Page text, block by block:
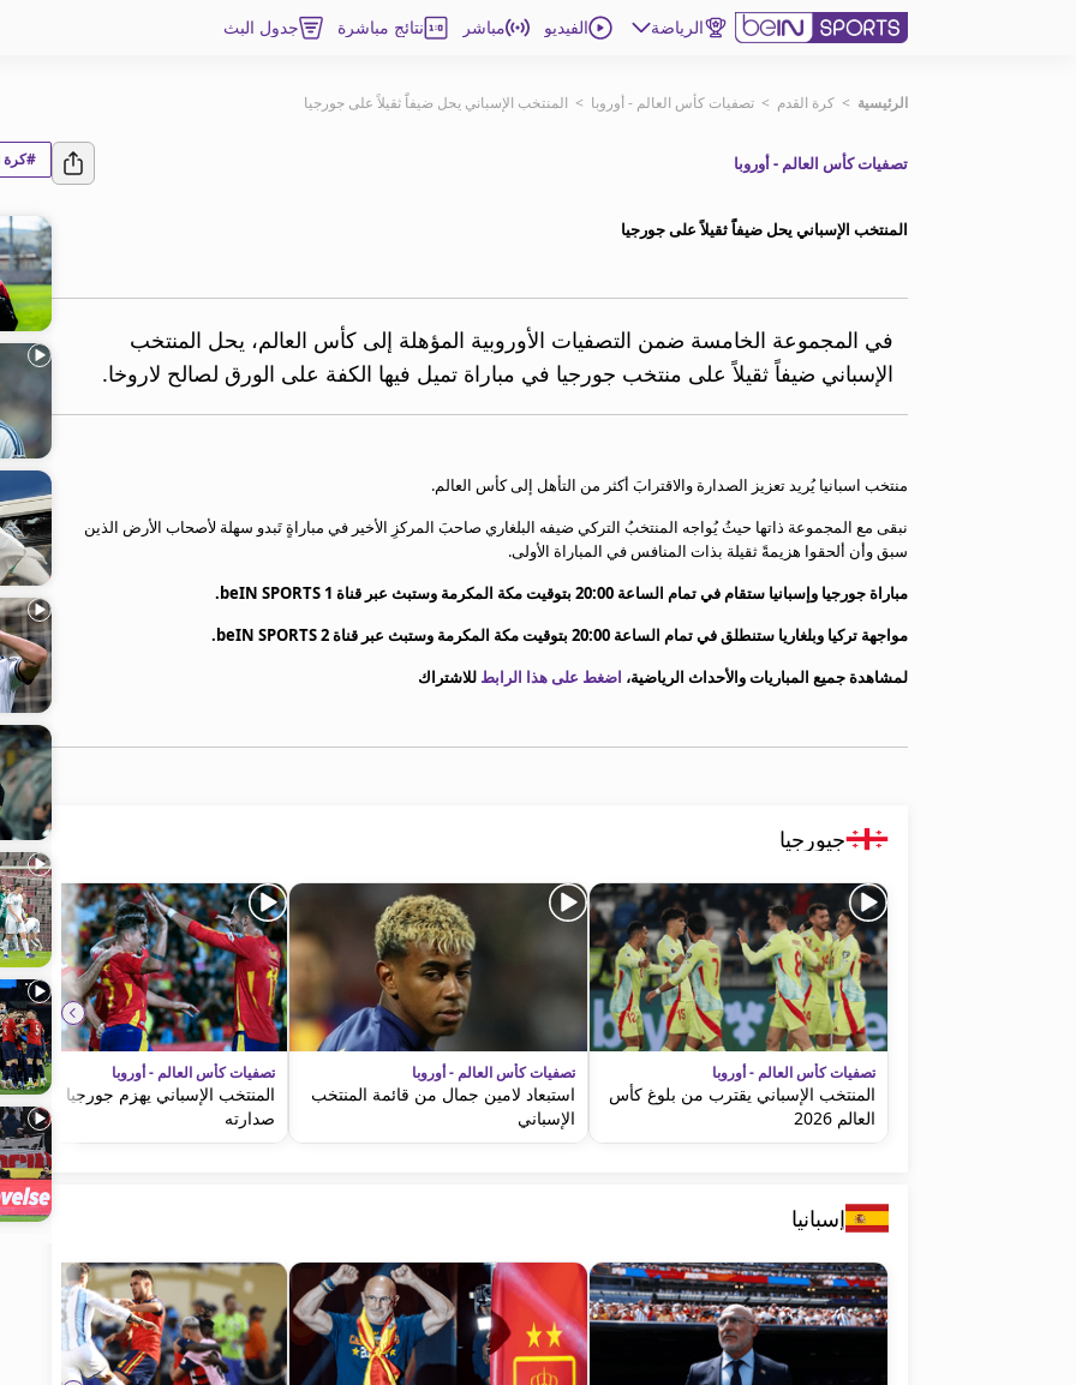
الرياضة الفيديو مباشر نتائج مباشرة جدول البث
اشترك
EN
MENA
إدارة التنبيهات
انضم إلى قائمة النشرة الإخبارية
beIN CONNECT
beIN MEDIA GROUP
الأسئلة الأكثر شيوعاً
معلومات عن هذا الموقع
الرئيسية > كرة القدم > تصفيات كأس العالم - أوروبا > المنتخب الإسباني يحل ضيفاًَ ثقيلاً على جورجيا
تصفيات كأس العالم - أوروبا
المنتخب الإسباني يحل ضيفاًَ ثقيلاً على جورجيا
في المجموعة الخامسة ضمن التصفيات الأوروبية المؤهلة إلى كأس العالم، يحل المنتخب
الإسباني ضيفاً ثقيلاً على منتخب جورجيا في مباراة تميل فيها الكفة على الورق لصالح لاروخا.
منتخب اسبانيا يُريد تعزيز الصدارة والاقترابَ أكثر من التأهل إلى كأس العالم.
نبقى مع المجموعة ذاتها حيثُ يُواجه المنتخبُ التركي ضيفه البلغاري صاحبَ المركزِ الأخير في مباراةٍ تَبدو سهلة لأصحاب الأرض الذين
سبق وأن ألحقوا هزيمةً ثقيلة بذات المنافس في المباراة الأولى.
مباراة جورجيا وإسبانيا ستقام في تمام الساعة 20:00 بتوقيت مكة المكرمة وستبث عبر قناة beIN SPORTS 1.
مواجهة تركيا وبلغاريا ستنطلق في تمام الساعة 20:00 بتوقيت مكة المكرمة وستبث عبر قناة beIN SPORTS 2.
لمشاهدة جميع المباريات والأحداث الرياضية، اضغط على هذا الرابط للاشتراك
جيورجيا
تصفيات كأس العالم - أوروبا
المنتخب الإسباني يقترب من بلوغ كأس
العالم 2026
تصفيات كأس العالم - أوروبا
استبعاد لامين جمال من قائمة المنتخب
الإسباني
تصفيات كأس العالم - أوروبا
المنتخب الإسباني يهزم جورجيا ويعزز
صدارته
إسبانيا
#كرة